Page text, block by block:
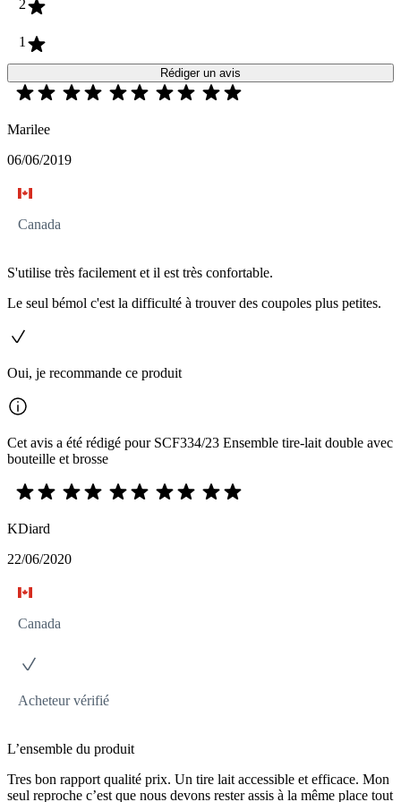
2
1
Rédiger un avis
Marilee
06/06/2019
Canada
S'utilise très facilement et il est très confortable.
Le seul bémol c'est la difficulté à trouver des coupoles plus petites.
Oui, je recommande ce produit
Cet avis a été rédigé pour SCF334/23 Ensemble tire-lait double avec
bouteille et brosse
KDiard
22/06/2020
Canada
Acheteur vérifié
L’ensemble du produit
Tres bon rapport qualité prix. Un tire lait accessible et efficace. Mon
seul reproche c’est que nous devons rester assis à la même place tout